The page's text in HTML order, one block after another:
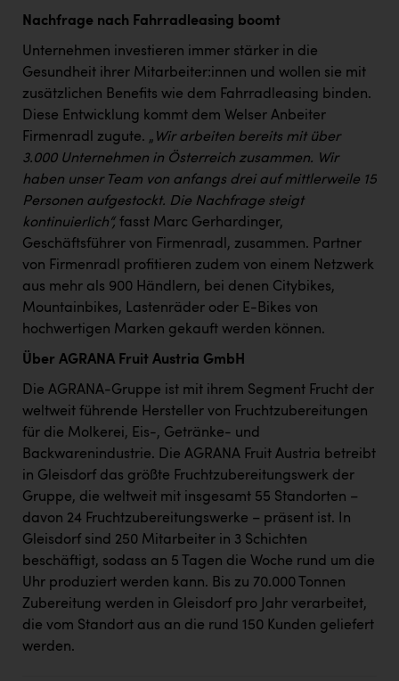
Vier Diamanten
Vorlagenportal
Wir besiegen Krebs
Wirtschaftskammer OÖ
ZGONC
ZULuft - Zukunft Luft Austria
z.l.ö.
Österreichisches Hebammengremium
Wirtschaftskammer OÖ Energiehandel
Dopgas
kunden basics
kontakt
Nachfrage nach Fahrradleasing boomt
Unternehmen investieren immer stärker in die
Gesundheit ihrer Mitarbeiter:innen und wollen sie mit
zusätzlichen Benefits wie dem Fahrradleasing binden.
Diese Entwicklung kommt dem Welser Anbeiter
Firmenradl zugute. „ Wir arbeiten bereits mit über
3.000 Unternehmen in Österreich zusammen. Wir
haben unser Team von anfangs drei auf mittlerweile 15
Personen aufgestockt. Die Nachfrage steigt
kontinuierlich“, fasst Marc Gerhardinger,
Geschäftsführer von Firmenradl, zusammen. Partner
von Firmenradl profitieren zudem von einem Netzwerk
aus mehr als 900 Händlern, bei denen Citybikes,
Mountainbikes, Lastenräder oder E-Bikes von
hochwertigen Marken gekauft werden können.
Über AGRANA Fruit Austria GmbH
Die AGRANA-Gruppe ist mit ihrem Segment Frucht der
weltweit führende Hersteller von Fruchtzubereitungen
für die Molkerei, Eis-, Getränke- und
Backwarenindustrie. Die AGRANA Fruit Austria betreibt
in Gleisdorf das größte Fruchtzubereitungswerk der
Gruppe, die weltweit mit insgesamt 55 Standorten –
davon 24 Fruchtzubereitungswerke – präsent ist. In
Gleisdorf sind 250 Mitarbeiter in 3 Schichten
beschäftigt, sodass an 5 Tagen die Woche rund um die
Uhr produziert werden kann. Bis zu 70.000 Tonnen
Zubereitung werden in Gleisdorf pro Jahr verarbeitet,
die vom Standort aus an die rund 150 Kunden geliefert
werden.